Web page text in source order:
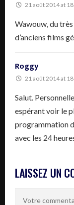
21 août 2014 at
Wawouw, du
d’anciens films
Roggy
21 août 2014 at
Salut.
espérant voir le
programmation
avec les 24
LAISSEZ UN